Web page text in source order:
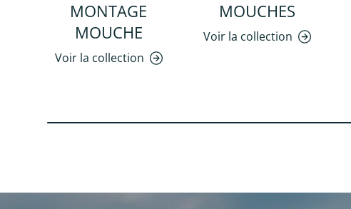
MONTAGE
MOUCHE
Voir la collection
MOUCHES
Voir la collection